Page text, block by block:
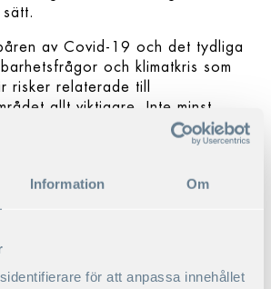
Information Om
för att anpassa innehållet
av Covid-19 och det tydliga
och klimatkris som
risker relaterade till
allt viktigare. Inte minst
premier, med mera. Det i
och företag måste
denna typ av risker.”
covid-19 kan komma att